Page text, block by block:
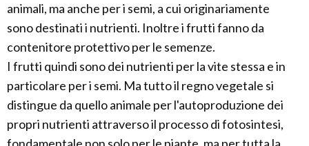
animali, ma anche per i semi, a cui originariamente
sono destinati i nutrienti. Inoltre i frutti fanno da
contenitore protettivo per le semenze.
I frutti quindi sono dei nutrienti per la vite stessa e in
particolare per i semi. Ma tutto il regno vegetale si
distingue da quello animale per l'autoproduzione dei
propri nutrienti attraverso il processo di fotosintesi,